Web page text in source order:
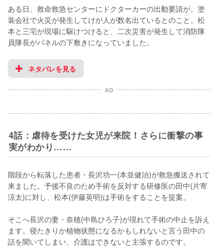
ある日、救命救急センターにドクターカーの出動要請が。塗
装会社で火災が発生してけが人が数名出ているとのこと。松
本と三宅が現場に駆けつけると、二次災害が発生して消防隊
員隊長がパネルの下敷きになっていました。
ネタバレを見る
AD
4話：虐待を受けた女児が来院！さらに衝撃の事
実がわかり……
階段から転落した患者・長沢功一(本並健治)が救急搬送されて
来ました。予後不良のため手術を反対する研修医の田中(片寄
涼太)に対し、松本(伊藤英明)は手術をすることを提案。
そこへ長沢の妻・奈穂(中島ひろ子)が現れて手術の中止を訴え
ます。寝たきりか植物状態になるかもしれないと言う田中の
話を聞いてしまい、介護はできないと主張するのです。